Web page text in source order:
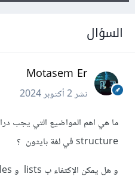
السؤال
Motasem Er
نشر2 أكتوبر 2024
structure في لغة بايثون ؟